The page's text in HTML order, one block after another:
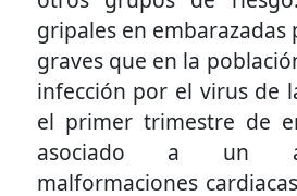
gripales en embarazadas
graves que en la
infección por el virus de
el primer trimestre de
asociado a un
malformaciones